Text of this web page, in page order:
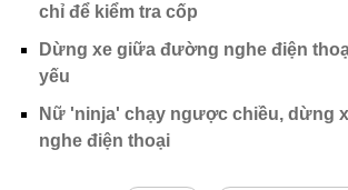
chỉ để kiểm tra cốp
Dừng xe giữa đường nghe điện
yếu
Nữ 'ninja' chạy ngược chiều, dừng
nghe điện thoại